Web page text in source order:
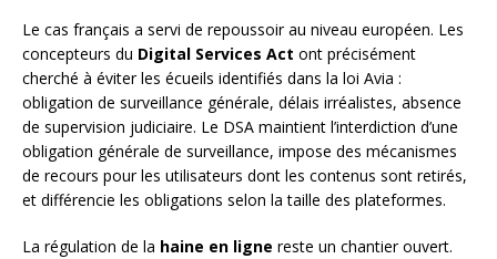
Le cas français a servi de repoussoir au niveau européen. Les
concepteurs du Digital Services Act ont précisément
cherché à éviter les écueils identifiés dans la loi Avia :
obligation de surveillance générale, délais irréalistes, absence
de supervision judiciaire. Le DSA maintient l’interdiction d’une
obligation générale de surveillance, impose des mécanismes
de recours pour les utilisateurs dont les contenus sont retirés,
et différencie les obligations selon la taille des plateformes.
La régulation de la haine en ligne reste un chantier ouvert.